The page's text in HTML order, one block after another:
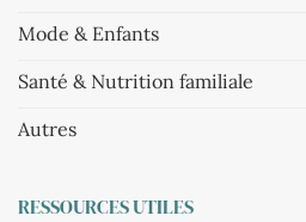
Mode & Enfants
Santé & Nutrition familiale
Autres
RESSOURCES UTILES